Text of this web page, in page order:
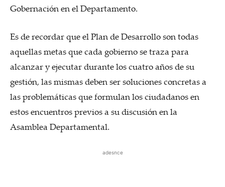
Gobernación en el Departamento.
Es de recordar que el Plan de Desarrollo son todas
aquellas metas que cada gobierno se traza para
alcanzar y ejecutar durante los cuatro años de su
gestión, las mismas deben ser soluciones concretas a
las problemáticas que formulan los ciudadanos en
estos encuentros previos a su discusión en la
Asamblea Departamental.
adesnce